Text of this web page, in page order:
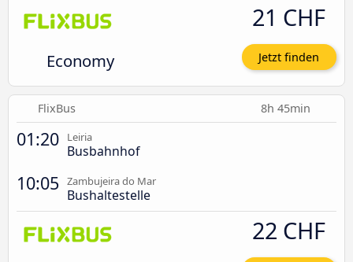
Economy
21 CHF
Jetzt finden
FlixBus 8h 45min
01:20 Leiria
Busbahnhof
10:05 Zambujeira do Mar
Bushaltestelle
22 CHF